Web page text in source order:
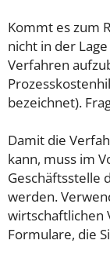
Kommt es zum
nicht in der
Verfahren
bezeichnet).
Damit die
kann, muss im
Geschäftsstelle
werden.
wirtschaftlichen
Formulare, die